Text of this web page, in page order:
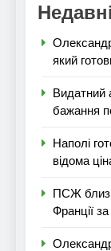
який
Видатний
бажання
Наполі
відома
ПСЖ
Франції